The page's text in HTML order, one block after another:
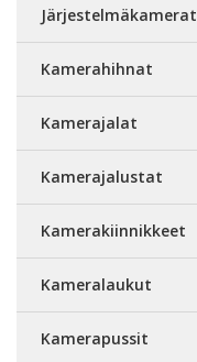
Järjestelmäkamerat
Kamerahihnat
Kamerajalat
Kamerajalustat
Kamerakiinnikkeet
Kameralaukut
Kamerapussit